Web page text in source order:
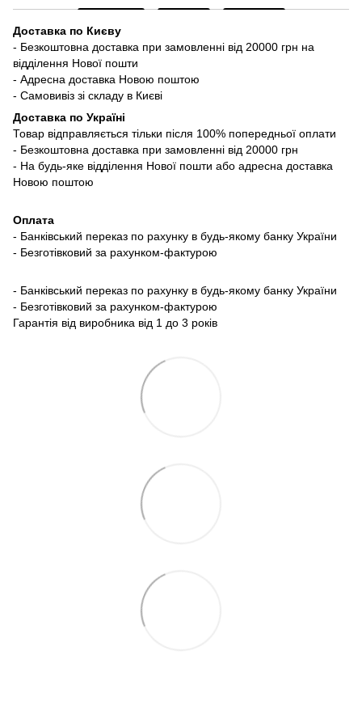
Доставка по Києву
- Безкоштовна доставка при замовленні від 20000 грн на
відділення Нової пошти
- Адресна доставка Новою поштою
- Самовивіз зі складу в Києві
Доставка по Україні
Товар відправляється тільки після 100% попередньої оплати
- Безкоштовна доставка при замовленні від 20000 грн
- На будь-яке відділення Нової пошти або адресна доставка
Новою поштою
Оплата
- Банківський переказ по рахунку в будь-якому банку України
- Безготівковий за рахунком-фактурою
- Банківський переказ по рахунку в будь-якому банку України
- Безготівковий за рахунком-фактурою
Гарантія від виробника від 1 до 3 років